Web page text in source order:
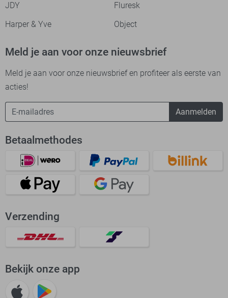
JDY
Fluresk
Harper & Yve
Object
Meld je aan voor onze nieuwsbrief
Meld je aan voor onze nieuwsbrief en profiteer als eerste van
acties!
Aanmelden
Betaalmethodes
Verzending
Bekijk onze app